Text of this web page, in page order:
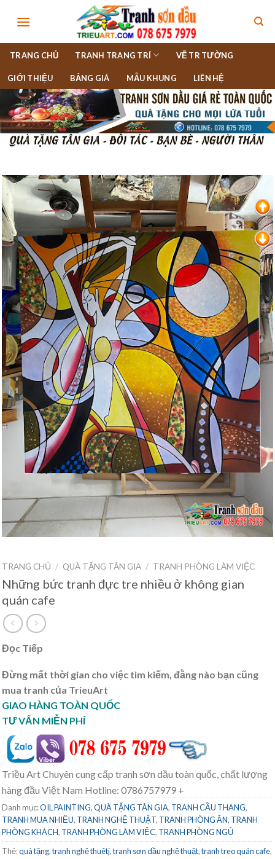
TRANG CHỦ TRANH TRANG TRÍ VẼ TR TƯỜNG
GIỚI THIỆU BẢNG GIÁ MẪU KHUNG LIÊN HỆ
TRANG CHỦ / QUÀ TẶNG TÂN GIA / TRANH PHÒNG LÀM VIỆC
Những bức tranh đực tre nhiều ở không gian
quán cafe
Đọc Tiếp
Đừng mất thời gian cho việc tìm kiếm, đằng nào bạn cũng
mua tranh của TrieuArt
GIAO HÀNG TOÀN QUỐC
TƯ VẤN MIỄN PHÍ
Triều Art Chuyên cung cấp tranh sơn dầu toàn quốc, chất lượng
hàng đầu Việt Nam Hotline: 0786757979 +
Danh mục:OIL PAINTING,QUÀ TẶNG TÂN GIA, TRANH CẦU THANG,
TRANH MUA NHIỀU, TRANH NGHỆ THUẬT, TRANH PHÒNG ĂN, TRANH
PHÒNG KHÁCH, TRANH PHÒNG LÀM VIỆC, TRANH PHÒNG NGỦ
Thẻ:quà tặng,tranh nghệ thuêtj,tranh sơn dầu nghệ thuật,tranh treo quán cafe,